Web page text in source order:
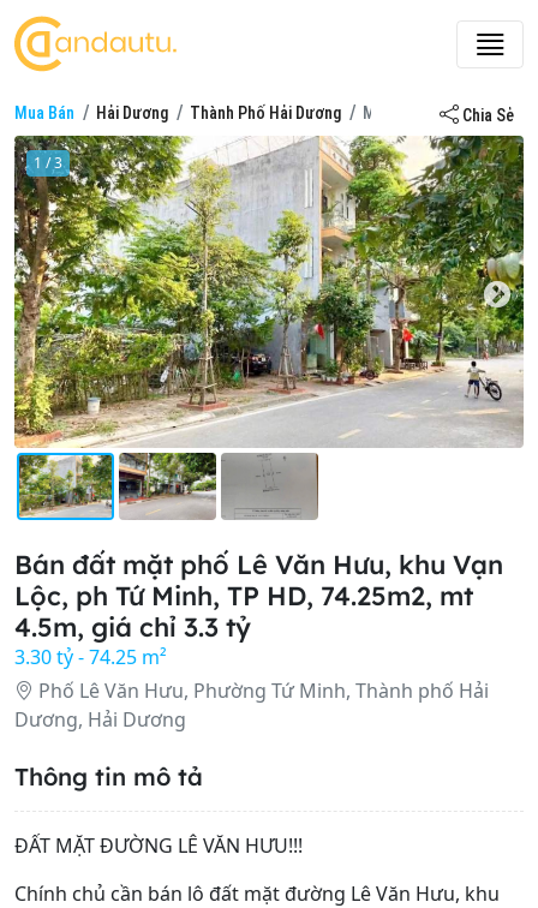
Mua Bán Hải Dương Thành Phố Hải Dương Mua bán đất nền ở phố
Chia Sẻ
1 / 3
Bán đất mặt phố Lê Văn Hưu, khu Vạn
Lộc, ph Tứ Minh, TP HD, 74.25m2, mt
4.5m, giá chỉ 3.3 tỷ
3.30 tỷ - 74.25 m²
Phố Lê Văn Hưu, Phường Tứ Minh, Thành phố Hải
Dương, Hải Dương
Thông tin mô tả
ĐẤT MẶT ĐƯỜNG LÊ VĂN HƯU!!!
Chính chủ cần bán lô đất mặt đường Lê Văn Hưu, khu